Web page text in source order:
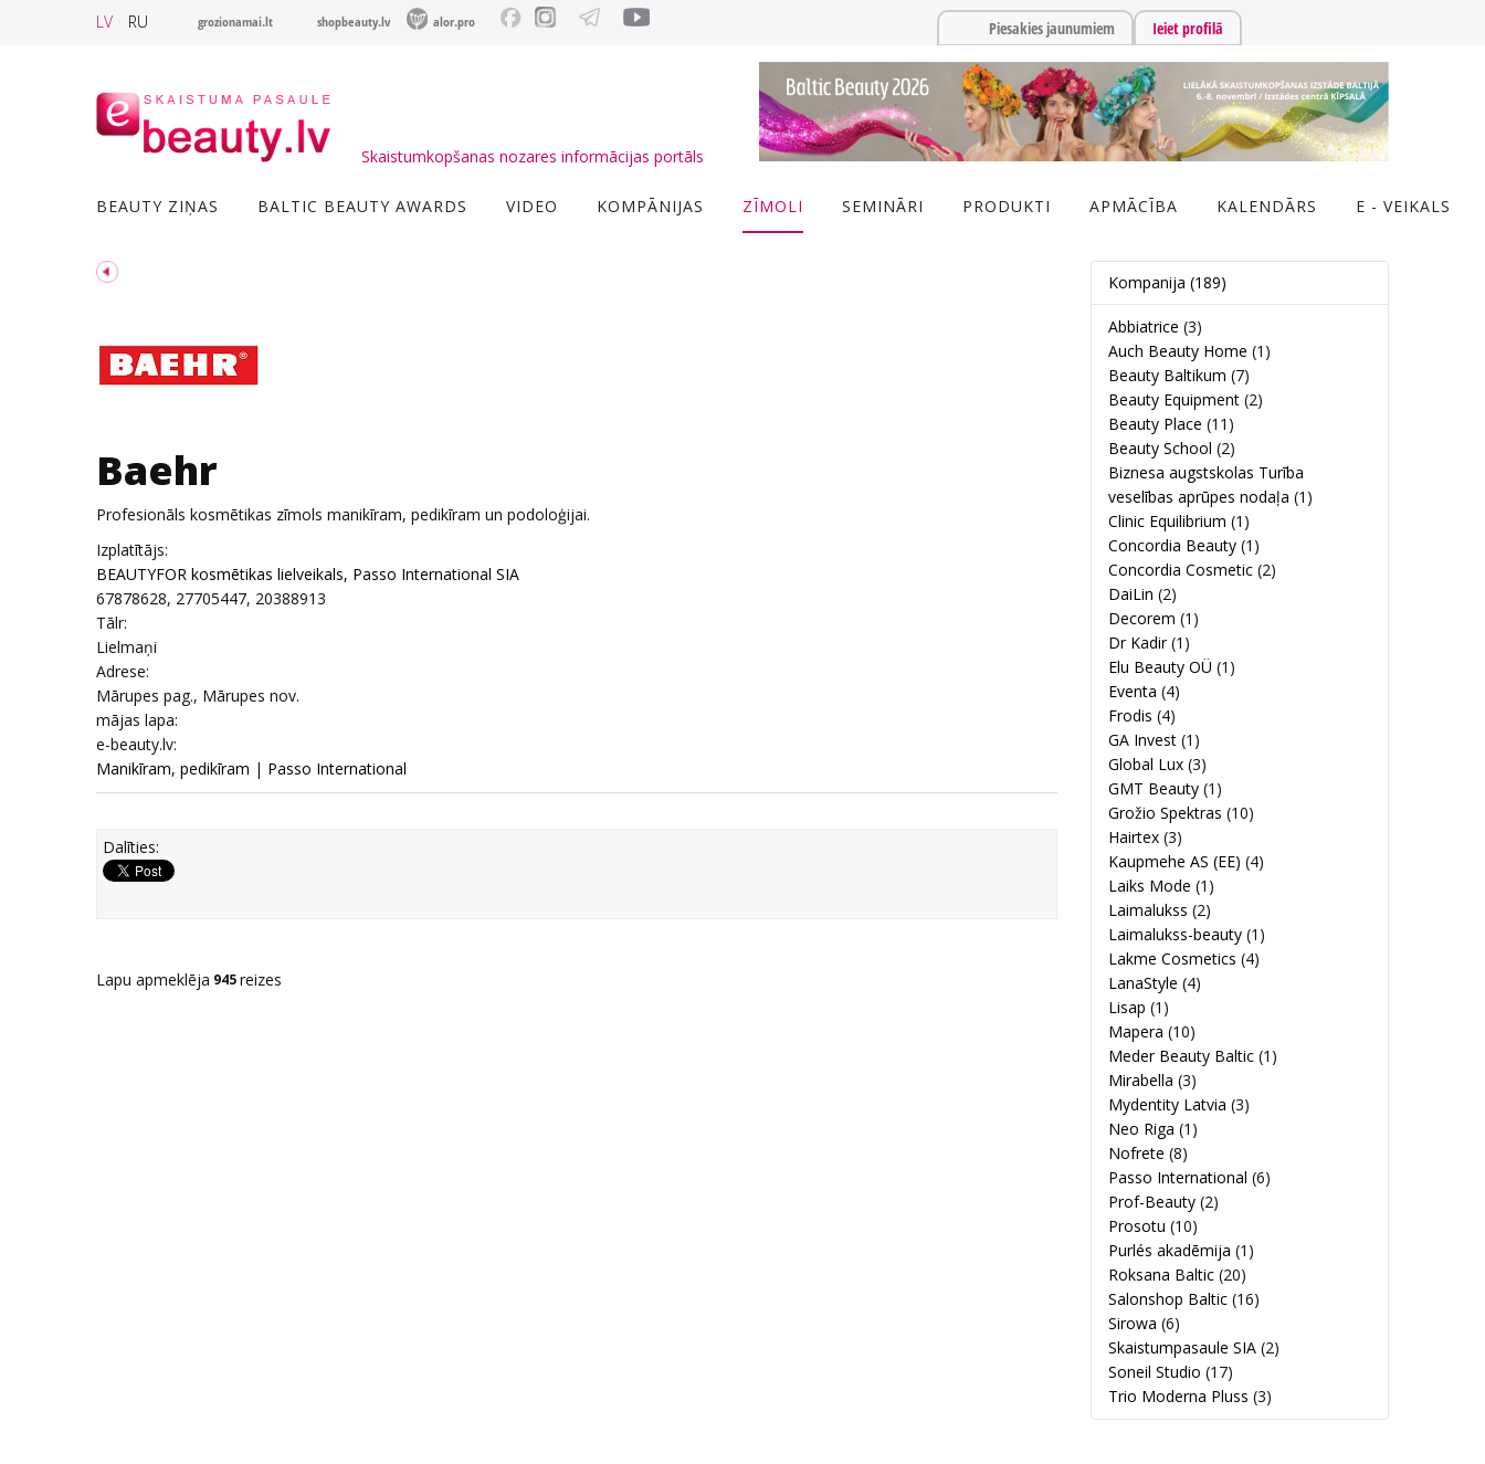
LV RU grozionamai.lt shopbeauty.lv alor.pro Piesakies jaunumiem Ieiet profilā
Skaistumkopšanas nozares informācijas portāls
BEAUTY ZIŅAS BALTIC BEAUTY AWARDS VIDEO KOMPĀNIJAS ZĪMOLI SEMINĀRI PRODUKTI APMĀCĪBA KALENDĀRS E - VEIKALS
Baehr
Profesionāls kosmētikas zīmols manikīram, pedikīram un podoloģijai.
Izplatītājs:
BEAUTYFOR kosmētikas lielveikals, Passo International SIA
67878628, 27705447, 20388913
Tālr:
Lielmaņi
Adrese:
Mārupes pag., Mārupes nov.
mājas lapa:
e-beauty.lv:
Manikīram, pedikīram | Passo International
Dalīties:
Lapu apmeklēja 945reizes
Kompanija (189)
Abbiatrice (3)
Auch Beauty Home (1)
Beauty Baltikum (7)
Beauty Equipment (2)
Beauty Place (11)
Beauty School (2)
Biznesa augstskolas Turība
veselības aprūpes nodaļa (1)
Clinic Equilibrium (1)
Concordia Beauty (1)
Concordia Cosmetic (2)
DaiLin (2)
Decorem (1)
Dr Kadir (1)
Elu Beauty OÜ (1)
Eventa (4)
Frodis (4)
GA Invest (1)
Global Lux (3)
GMT Beauty (1)
Grožio Spektras (10)
Hairtex (3)
Kaupmehe AS (EE) (4)
Laiks Mode (1)
Laimalukss (2)
Laimalukss-beauty (1)
Lakme Cosmetics (4)
LanaStyle (4)
Lisap (1)
Mapera (10)
Meder Beauty Baltic (1)
Mirabella (3)
Mydentity Latvia (3)
Neo Riga (1)
Nofrete (8)
Passo International (6)
Prof-Beauty (2)
Prosotu (10)
Purlés akadēmija (1)
Roksana Baltic (20)
Salonshop Baltic (16)
Sirowa (6)
Skaistumpasaule SIA (2)
Soneil Studio (17)
Trio Moderna Pluss (3)